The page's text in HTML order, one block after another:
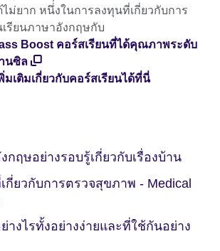
ม่ยาก หนึ่่งในการลงทุนที่เกี่ยวกับการ
รียนภาษาอังกฤษกับ
Boost คอร์สเรียนที่ได้คุณภาพระดับ
นซิล
มเติมเกี่ยวกับคอร์สเรียนได้ที่นี่
ฤษอย่างรอบรู้เกี่ยวกับเรื่องบ้าน
กี่ยวกับการตรวจสุขภาพ - Medical
างไรทั้งอย่างง่ายและที่ใช้กันอย่าง